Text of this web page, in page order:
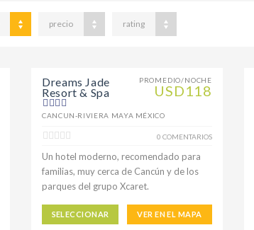
precio rating
PROMEDIO/NOCHE
USD118
Dreams Jade
Resort & Spa
CANCUN-RIVIERA MAYA MÉXICO
0 COMENTARIOS
Un hotel moderno, recomendado para
familias, muy cerca de Cancún y de los
parques del grupo Xcaret.
SELECCIONAR VER EN EL MAPA